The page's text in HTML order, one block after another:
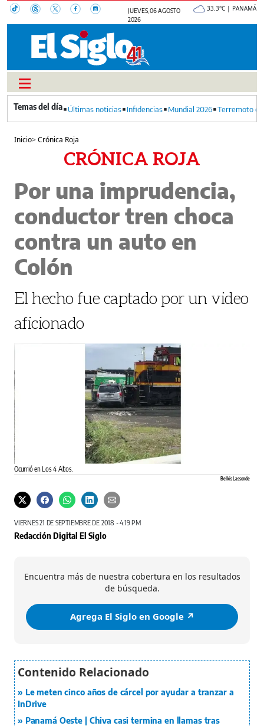
JUEVES, 06 AGOSTO
2026
33.3°C | PANAMÁ
Últimas noticias Infidencias Mundial 2026 Terremoto
Inicio>Crónica Roja
CRÓNICA ROJA
Por una imprudencia,
conductor tren choca
contra un auto en
Colón
El hecho fue captado por un video
aficionado
Ocurrió en Los 4 Altos.
Belkis Lassonde
VIERNES 21 DE SEPTIEMBRE DE 2018 - 4:19 PM
Redacción Digital El Siglo
Encuentra más de nuestra cobertura en los resultados
de búsqueda.
Agrega El Siglo en Google ↗️
Le meten cinco años de cárcel por ayudar a tranzar a
InDrive
Panamá Oeste | Chiva casi termina en llamas tras